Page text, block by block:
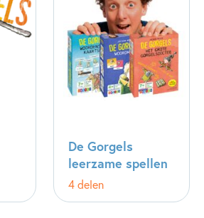
De Gorgels
leerzame spellen
4 delen